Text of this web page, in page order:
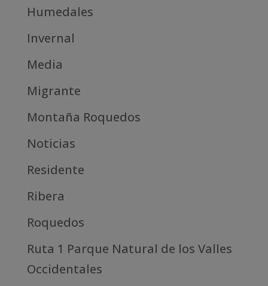
Humedales
Invernal
Media
Migrante
Montaña Roquedos
Noticias
Residente
Ribera
Roquedos
Ruta 1 Parque Natural de los Valles
Occidentales